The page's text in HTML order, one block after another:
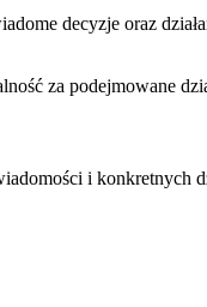
decyzje oraz
za podejmowane
i konkretnych